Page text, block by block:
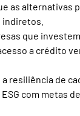
as alternativas
que
a crédito
resiliência de
com metas